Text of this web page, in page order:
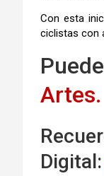
Con esta
ciclistas con
Artes.
Digital: